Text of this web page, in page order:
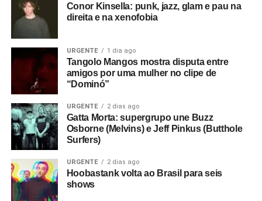
aparece em várias faixas, e ganha mais espaço emOut of
heaven , a última faixa. Um lado pós-punk também vai
see. Essas faces, juntas e equilibradas, formam o clima
sonoro de uma das bandas mais legais da atualidade.
Gostou do texto? Seu apoio mantém o Pop
Fantasma funcionando todo dia.
E se ainda não assinou, dá tempo:assine a
newslettere receba nossos posts direto no e-
Conor Kinsella: punk, jazz, glam e pau na
direita e na xenofobia
URGENTE 1 dia ago
Tangolo Mangos mostra disputa entre
amigos por uma mulher no clipe de
“Dominó”
URGENTE 2 dias ago
Gatta Morta: supergrupo une Buzz
Osborne (Melvins) e Jeff Pinkus (Butthole
Surfers)
URGENTE 2 dias ago
Hoobastank volta ao Brasil para seis
shows